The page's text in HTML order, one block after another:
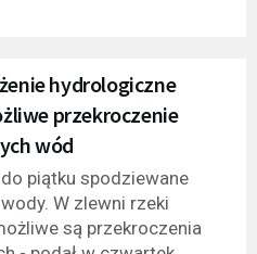
hydrologiczne
przekroczenie
wód
piątku spodziewane
W zlewni rzeki
są przekroczenia